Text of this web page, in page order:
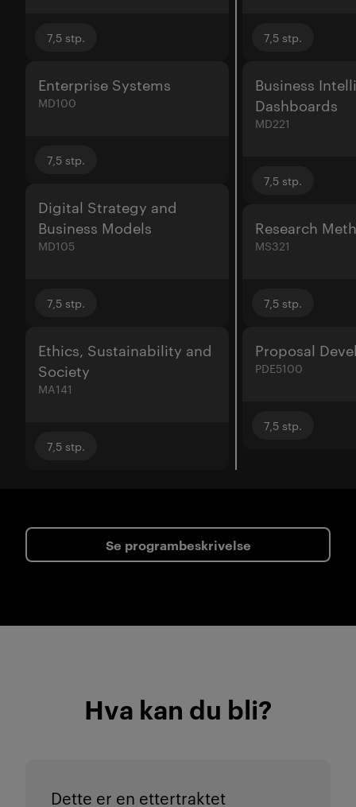
7,5 stp.
Enterprise Systems
MD100
7,5 stp.
Digital Strategy and
Business Models
MD105
7,5 stp.
Ethics, Sustainability and
Society
MA141
7,5 stp.
7,5 stp.
Business
Dashboards
MD221
7,5 stp.
Research
MS321
7,5 stp.
Proposal
PDE5100
7,5 stp.
Se programbeskrivelse
Hva kan du bli?
Dette er en ettertraktet